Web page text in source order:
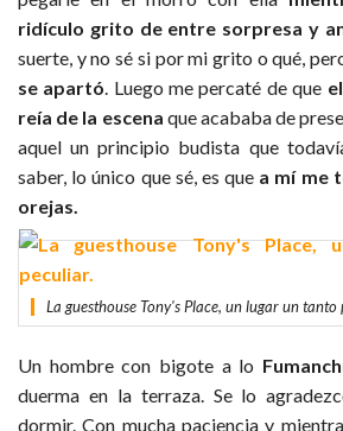
ridículo grito de entre sorpresa y
suerte, y no sé si por mi grito o qué,
se apartó. Luego me percaté de que el
reía de la escena que acababa de
aquel un principio budista que
saber, lo único que sé, es que a mí me
orejas.
La guesthouse Tony's Place, un lugar un tanto
Un hombre con bigote a lo
duerma en la terraza. Se lo
dormir. Con mucha paciencia y